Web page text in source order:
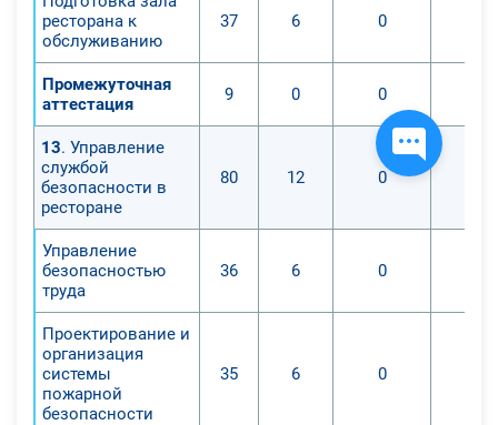
ресторана к
обслуживанию
37 6 0
Промежуточная
аттестация
9 0 0
13. Управление
службой
безопасности в
ресторане
80 12 0
Управление
безопасностью
труда
36 6 0
Проектирование и
организация
системы
пожарной
безопасности
35 6 0